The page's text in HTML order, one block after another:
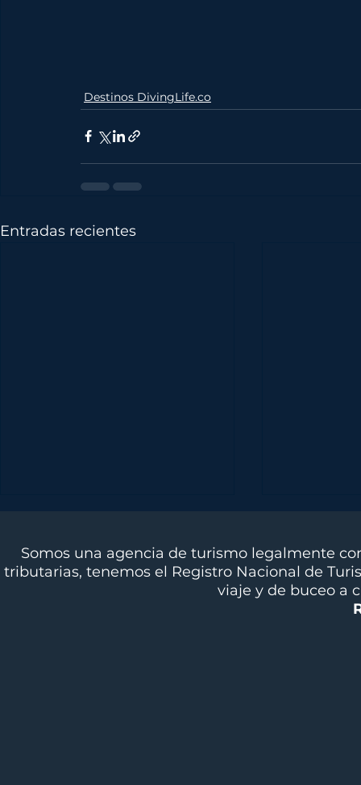
Destinos DivingLife.co
Entradas recientes
Somos una agencia de turismo legalmente
tributarias, tenemos el Registro Nacional de
viaje y de buceo a